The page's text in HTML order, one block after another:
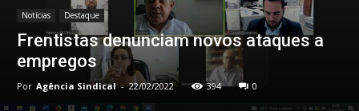
Notícias Destaque
Frentistas denunciam novos ataques a
empregos
Por Agência Sindical - 22/02/2022 394 0